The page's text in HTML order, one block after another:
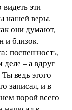
эти
нашей веры.
они думают,
и близок.
поспешность,
– а вдруг
ведь этого
записал, и в
порой всего